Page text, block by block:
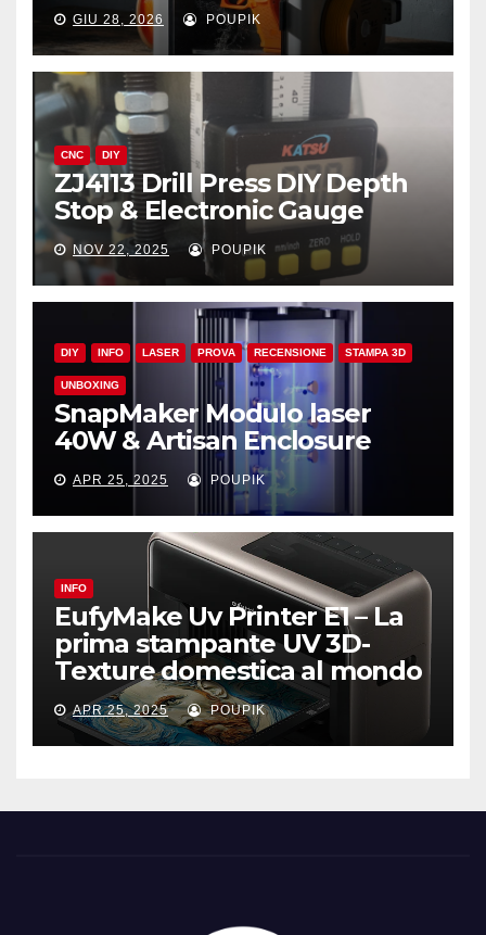
GIU 28, 2026 POUPIK
CNC DIY
ZJ4113 Drill Press DIY Depth
Stop & Electronic Gauge
NOV 22, 2025 POUPIK
DIY INFO LASER PROVA RECENSIONE STAMPA 3D
UNBOXING
SnapMaker Modulo laser
40W & Artisan Enclosure
APR 25, 2025 POUPIK
INFO
EufyMake Uv Printer E1 – La
prima stampante UV 3D-
Texture domestica al mondo
APR 25, 2025 POUPIK